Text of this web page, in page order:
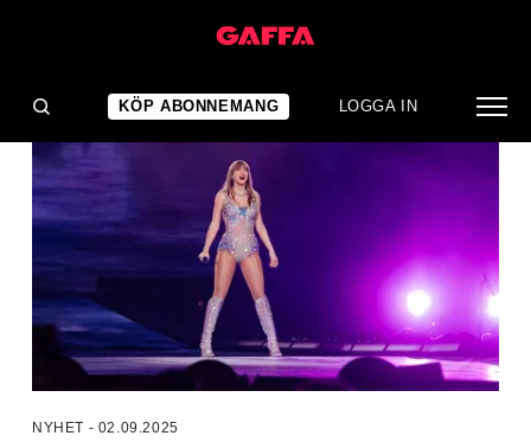
KÖP ABONNEMANG LOGGA IN
NYHET - 02.09.2025